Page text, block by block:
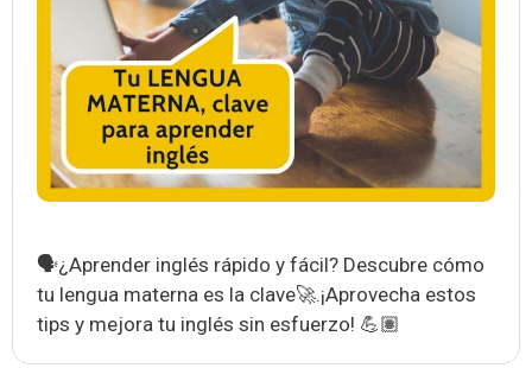
🗣️¿Aprender inglés rápido y fácil? Descubre cómo
tu lengua materna es la clave🚀.¡Aprovecha estos
tips y mejora tu inglés sin esfuerzo! 💪🏽